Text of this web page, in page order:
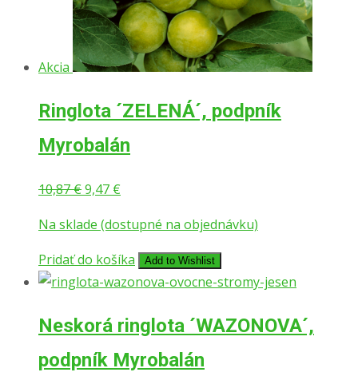
Akcia
Ringlota ´ZELENÁ´, podpník
Myrobalán
10,87€9,47 €
Na sklade (dostupné na objednávku)
Pridať do košíka
Add to Wishlist
Neskorá ringlota ´WAZONOVA´,
podpník Myrobalán